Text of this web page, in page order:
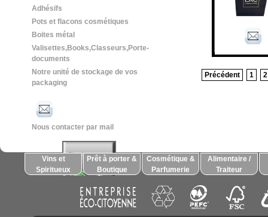
Adhésifs
Pots et flacons cosmétiques
Boites métal
Valisettes,Books,Classeurs,Porte-
documents
Notre unité de stockage de vos
packaging
Nous contacter par mail
Précédent 1 2
Vins et
Spiritueux
Prêt à porter &
Boutique
Cosmétique &
Parfumerie
Alimentaire /
Traiteur